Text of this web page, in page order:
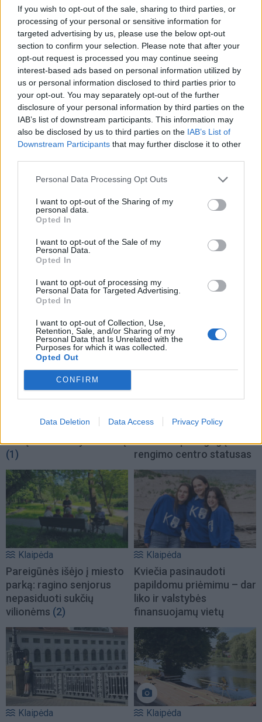
If you wish to opt-out of the sale, sharing to third parties, or
processing of your personal or sensitive information for
targeted advertising by us, please use the below opt-out
section to confirm your selection. Please note that after your
opt-out request is processed you may continue seeing
interest-based ads based on personal information utilized by
us or personal information disclosed to third parties prior to
your opt-out. You may separately opt-out of the further
disclosure of your personal information by third parties on the
IAB’s list of downstream participants. This information may
also be disclosed by us to third parties on the IAB’s List of
Downstream Participants that may further disclose it to other
Personal Data Processing Opt Outs
I want to opt-out of the Sharing of my
personal data.
Opted In
I want to opt-out of the Sale of my
Personal Data.
Opted In
I want to opt-out of processing my
Personal Data for Targeted Advertising.
Opted In
I want to opt-out of Collection, Use,
Retention, Sale, and/or Sharing of my
Personal Data that Is Unrelated with the
Purposes for which it was collected.
Opted Out
CONFIRM
Data Deletion Data Access Privacy Policy
Sutinku sutaisyklėmis
This site is protected by
reCAPTCHA and the Google
Privacy PolicyandTerms of
Serviceapply.
TAIP PAT SKAITYKITE
Patiltė keliaujantiems į
keltą bus atidaryta rudenį
(1)
Klaipėdos universitetui
suteiktas pedagogų
rengimo centro statusas
Klaipėda
Pareigūnės išėjo į miesto
parką: ragino senjorus
nepasiduoti sukčių
vilionėms (2)
Klaipėda
Kviečia pasinaudoti
papildomu priėmimu – dar
liko ir valstybės
finansuojamų vietų
Klaipėda Klaipėda